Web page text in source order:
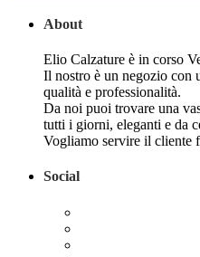
About
Elio Calzature è in corso
Il nostro è un negozio con
qualità e professionalità.
Da noi puoi trovare una
tutti i giorni, eleganti e da
Vogliamo servire il cliente
Social